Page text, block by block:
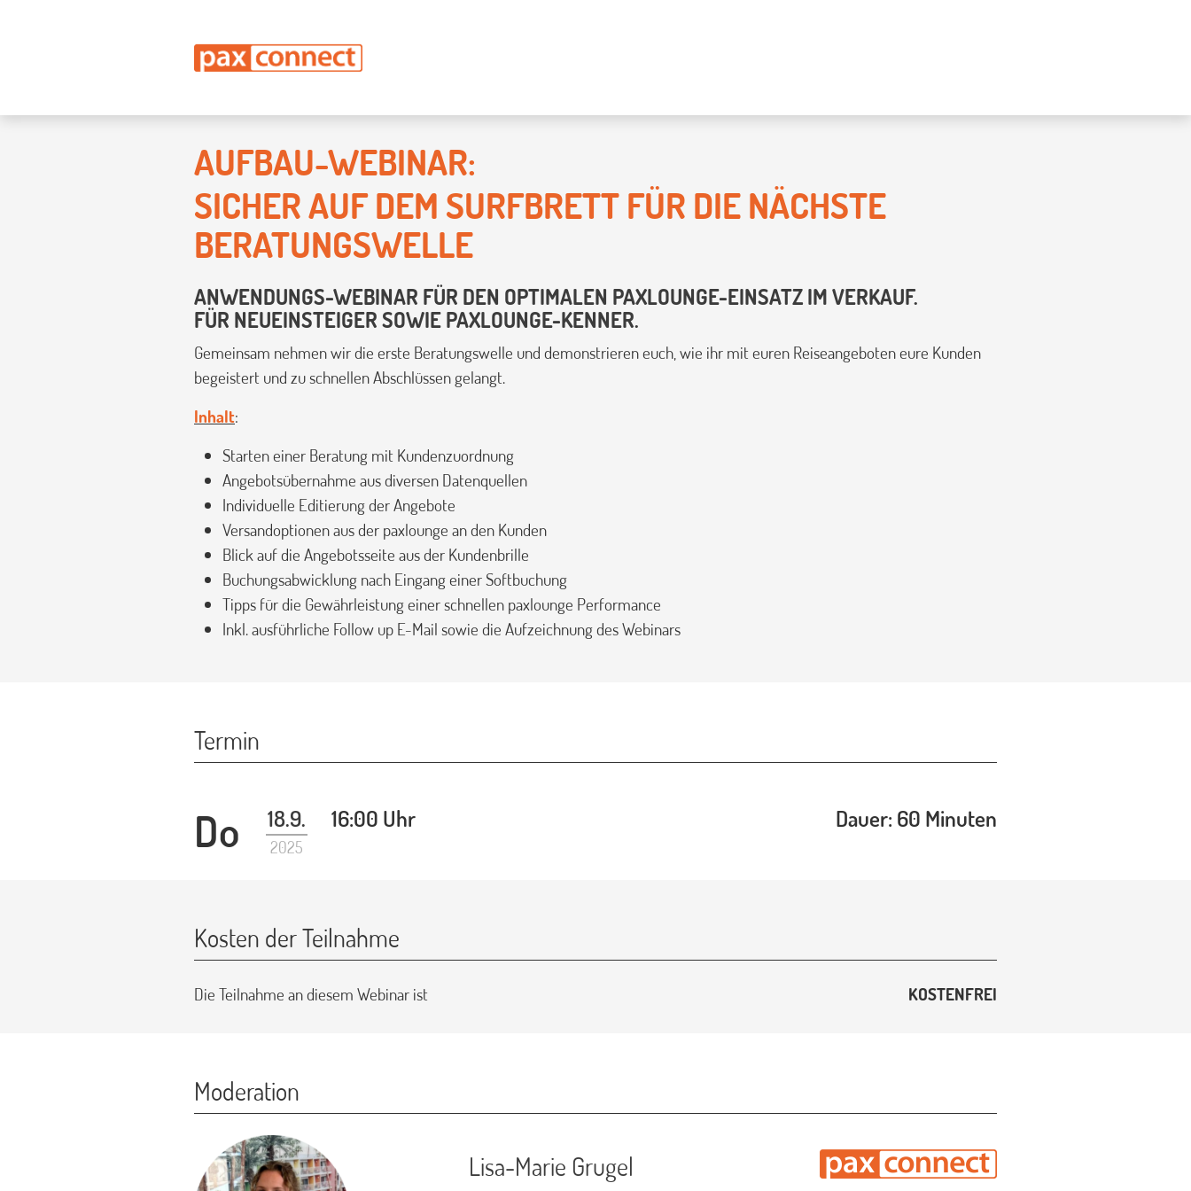
AUFBAU-WEBINAR:
SICHER AUF DEM SURFBRETT FÜR DIE NÄCHSTE
BERATUNGSWELLE
ANWENDUNGS-WEBINAR FÜR DEN OPTIMALEN PAXLOUNGE-EINSATZ IM VERKAUF.
FÜR NEUEINSTEIGER SOWIE PAXLOUNGE-KENNER.
Gemeinsam nehmen wir die erste Beratungswelle und demonstrieren euch, wie ihr mit euren Reiseangeboten eure Kunden
begeistert und zu schnellen Abschlüssen gelangt.
Inhalt:
Starten einer Beratung mit Kundenzuordnung
Angebotsübernahme aus diversen Datenquellen
Individuelle Editierung der Angebote
Versandoptionen aus der paxlounge an den Kunden
Blick auf die Angebotsseite aus der Kundenbrille
Buchungsabwicklung nach Eingang einer Softbuchung
Tipps für die Gewährleistung einer schnellen paxlounge Performance
Inkl. ausführliche Follow up E-Mail sowie die Aufzeichnung des Webinars
Termin
Do 18.9.
2025
16:00 Uhr Dauer: 60 Minuten
Kosten der Teilnahme
Die Teilnahme an diesem Webinar ist KOSTENFREI
Moderation
Lisa-Marie Grugel